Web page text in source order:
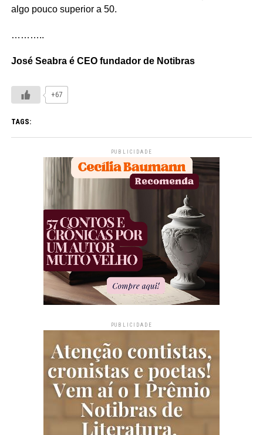
algo pouco superior a 50.
………..
José Seabra é CEO fundador de Notibras
+67
TAGS:
PUBLICIDADE
PUBLICIDADE